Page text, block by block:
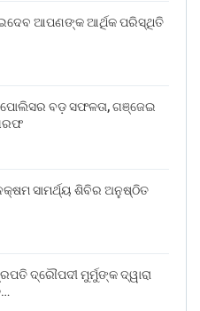
ଆପଣଙ୍କ ଆର୍ଥିକ ପରିସ୍ଥିତି
ବଡ଼ ସଫଳତା, ଗଞ୍ଜେଇ
ସାମର୍ଥ୍ୟ ଶିବିର ଅନୁଷ୍ଠିତ
ଦ୍ରୌପଦୀ ମୁର୍ମୁଙ୍କ ଦ୍ୱାରା